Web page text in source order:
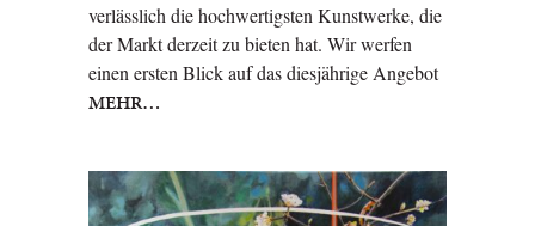
verlässlich die hochwertigsten Kunstwerke, die
der Markt derzeit zu bieten hat. Wir werfen
einen ersten Blick auf das diesjährige Angebot
MEHR…